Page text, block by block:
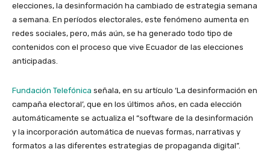
elecciones, la desinformación ha cambiado de estrategia semana
a semana. En períodos electorales, este fenómeno aumenta en
redes sociales, pero, más aún, se ha generado todo tipo de
contenidos con el proceso que vive Ecuador de las elecciones
anticipadas.
Fundación Telefónica señala, en su artículo ‘La desinformación en
campaña electoral’, que en los últimos años, en cada elección
automáticamente se actualiza el “software de la desinformación
y la incorporación automática de nuevas formas, narrativas y
formatos a las diferentes estrategias de propaganda digital”.